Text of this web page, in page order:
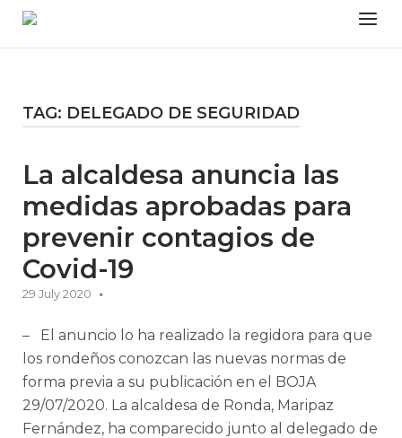
Skip
Menu
TAG: DELEGADO DE SEGURIDAD
La alcaldesa anuncia las
medidas aprobadas para
prevenir contagios de
Covid-19
29 July 2020
– El anuncio lo ha realizado la regidora para que
los rondeños conozcan las nuevas normas de
forma previa a su publicación en el BOJA
29/07/2020. La alcaldesa de Ronda, Maripaz
Fernández, ha comparecido junto al delegado de